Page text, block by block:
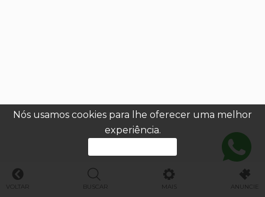
Nós usamos cookies para lhe oferecer uma melhor
experiência.
VOLTAR BUSCAR MAIS ANUNCIE